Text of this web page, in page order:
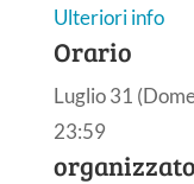
Ulteriori info
Orario
Luglio 31
23:59